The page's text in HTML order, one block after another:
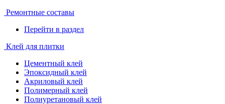
Ремонтные составы
Перейти в раздел
Клей для плитки
Цементный клей
Эпоксидный клей
Акриловый клей
Полимерный клей
Полиуретановый клей